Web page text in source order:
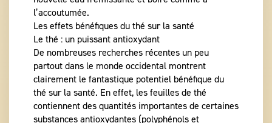
l’accoutumée.
Les effets bénéfiques du thé sur la santé
Le thé : un puissant antioxydant
De nombreuses recherches récentes un peu
partout dans le monde occidental montrent
clairement le fantastique potentiel bénéfique du
thé sur la santé. En effet, les feuilles de thé
contiennent des quantités importantes de certaines
substances antioxydantes (polyphénols et